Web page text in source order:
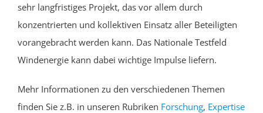
sehr langfristiges Projekt, das vor allem durch
konzentrierten und kollektiven Einsatz aller Beteiligten
vorangebracht werden kann. Das Nationale Testfeld
Windenergie kann dabei wichtige Impulse liefern.
Mehr Informationen zu den verschiedenen Themen
finden Sie z.B. in unseren Rubriken Forschung, Expertise